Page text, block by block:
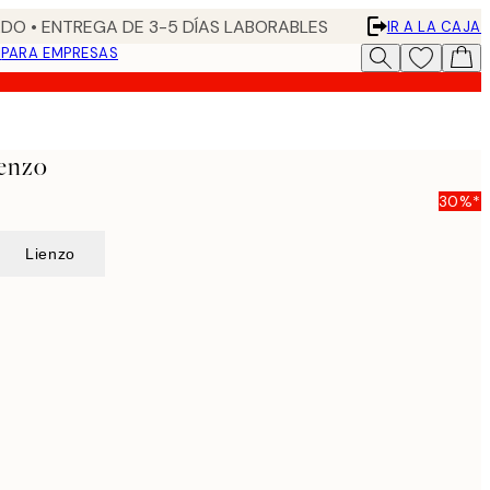
• ENTREGA DE 3-5 DÍAS LABORABLES
IR A LA CAJA
PARA EMPRESAS
30%*
Lienzo